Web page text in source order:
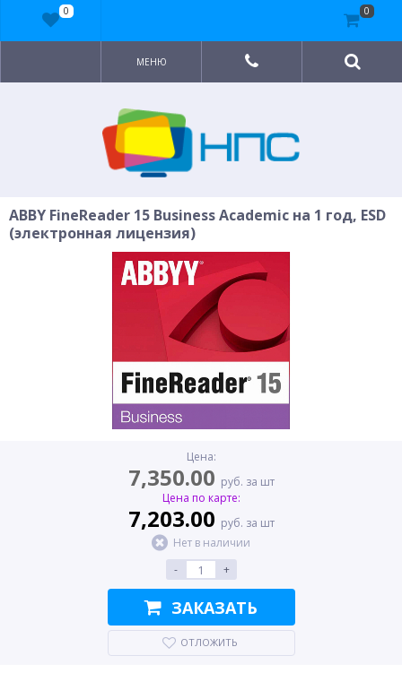
МЕНЮ
ABBY FineReader 15 Business Academic на 1 год, ESD
(электронная лицензия)
Цена:
7,350.00 руб. за шт
Цена по карте:
7,203.00 руб. за шт
Нет в наличии
-
+
ЗАКАЗАТЬ
ОТЛОЖИТЬ
0 0